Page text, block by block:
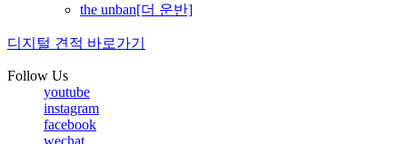
the unban[더 운반]
디지털 견적 바로가기
Follow Us
youtube
instagram
facebook
wechat